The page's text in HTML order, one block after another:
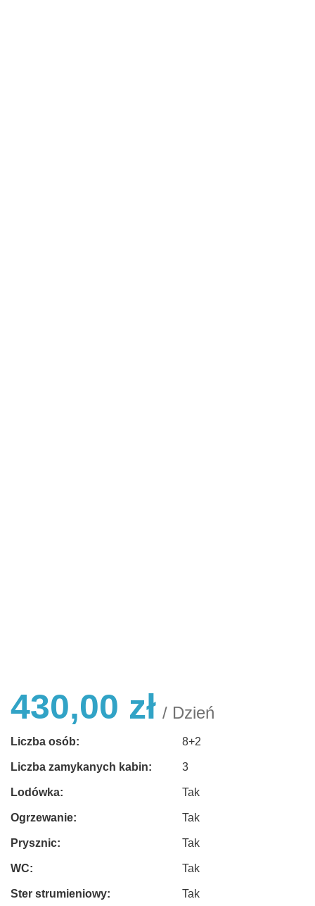
430,00 zł / Dzień
Liczba osób: 8+2
Liczba zamykanych kabin: 3
Lodówka: Tak
Ogrzewanie: Tak
Prysznic: Tak
WC: Tak
Ster strumieniowy: Tak